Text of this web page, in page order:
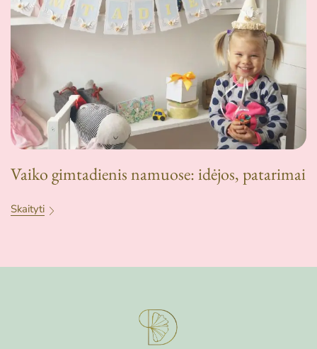
Vaiko gimtadienis namuose: idėjos, patarimai
Skaityti